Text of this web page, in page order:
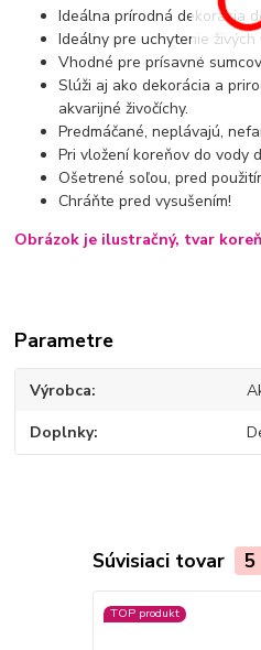
Ideálna prírodná dekorácia
Ideálny pre uchytenie živých
Vhodné pre prísavné
Slúži aj ako dekorácia a
akvarijné živočíchy.
Predmáčané, neplávajú,
Pri vložení koreňov do vody
Ošetrené soľou, pred
Chráňte pred vysušením!
Obrázok je ilustračný, tvar
Parametre
Výrobca
Doplnky
Súvisiaci tovar 5
TOP produkt